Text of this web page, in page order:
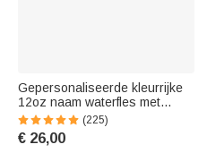
Gepersonaliseerde kleurrijke
12oz naam waterfles met
siliconen rietje en
morsbestendig deksel
Kinderdag terug naar school
(225)
€ 26,00